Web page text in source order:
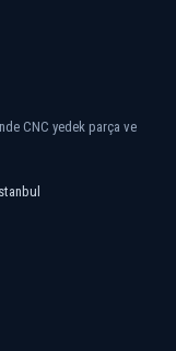
CNC yedek parça ve